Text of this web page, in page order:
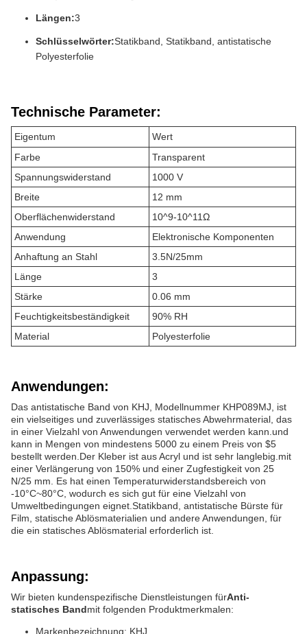
Längen:3
Schlüsselwörter:Statikband, Statikband, antistatische
Polyesterfolie
Technische Parameter:
Eigentum
Wert
Farbe
Transparent
Spannungswiderstand
1000 V
Breite
12 mm
Oberflächenwiderstand
10^9-10^11Ω
Anwendung
Elektronische Komponenten
Anhaftung an Stahl
3.5N/25mm
Länge
3
Stärke
0.06 mm
Feuchtigkeitsbeständigkeit
90% RH
Material
Polyesterfolie
Anwendungen:
Das antistatische Band von KHJ, Modellnummer KHP089MJ, ist
ein vielseitiges und zuverlässiges statisches Abwehrmaterial, das
in einer Vielzahl von Anwendungen verwendet werden kann.und
kann in Mengen von mindestens 5000 zu einem Preis von $5
bestellt werden.Der Kleber ist aus Acryl und ist sehr langlebig.mit
einer Verlängerung von 150% und einer Zugfestigkeit von 25
N/25 mm. Es hat einen Temperaturwiderstandsbereich von
-10°C~80°C, wodurch es sich gut für eine Vielzahl von
Umweltbedingungen eignet.Statikband, antistatische Bürste für
Film, statische Ablösmaterialien und andere Anwendungen, für
die ein statisches Ablösmaterial erforderlich ist.
Anpassung:
Wir bieten kundenspezifische Dienstleistungen fürAnti-
statisches Bandmit folgenden Produktmerkmalen:
Markenbezeichnung: KHJ